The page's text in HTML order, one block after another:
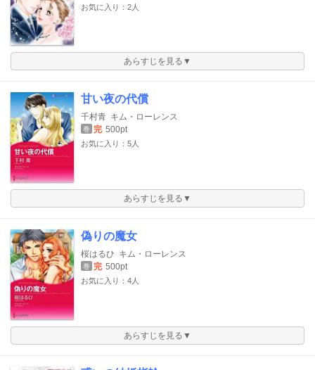
お気に入り：2人
あらすじを見る▼
甘い夜の代償
千村青 キム・ローレンス
巻 完 500pt
お気に入り：5人
あらすじを見る▼
偽りの魔女
桜はるひ キム・ローレンス
巻 完 500pt
お気に入り：4人
あらすじを見る▼